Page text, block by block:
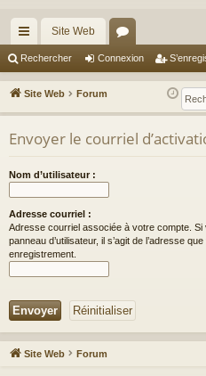
cc
ès
ra
pi
Site Web
or
u
m
s
Rechercher Connexion
Site Web Forum
Envoyer le courriel
Nom d’utilisateur :
Adresse courriel :
Adresse courriel associée à votre compte. Si
panneau d’utilisateur, il s’agit de l’adresse
enregistrement.
Site Web Forum